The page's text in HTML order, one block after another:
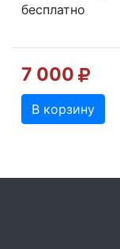
бесплатно
7 000
В корзину